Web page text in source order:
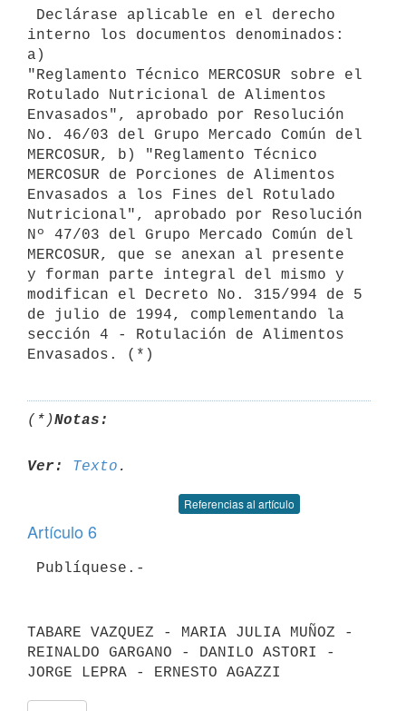
interno los documentos denominados:
a)
"Reglamento Técnico MERCOSUR sobre el
Rotulado Nutricional de Alimentos
Envasados", aprobado por Resolución
No. 46/03 del Grupo Mercado Común del
MERCOSUR, b) "Reglamento Técnico
MERCOSUR de Porciones de Alimentos
Envasados a los Fines del Rotulado
Nutricional", aprobado por Resolución
Nº 47/03 del Grupo Mercado Común del
MERCOSUR, que se anexan al presente
y forman parte integral del mismo y
modifican el Decreto No. 315/994 de 5
de julio de 1994, complementando la
sección 4 - Rotulación de Alimentos
(*)Notas:
Ver: Texto
Referencias al artículo
Artículo 6
TABARE VAZQUEZ - MARIA JULIA MUÑOZ -
REINALDO GARGANO - DANILO ASTORI -